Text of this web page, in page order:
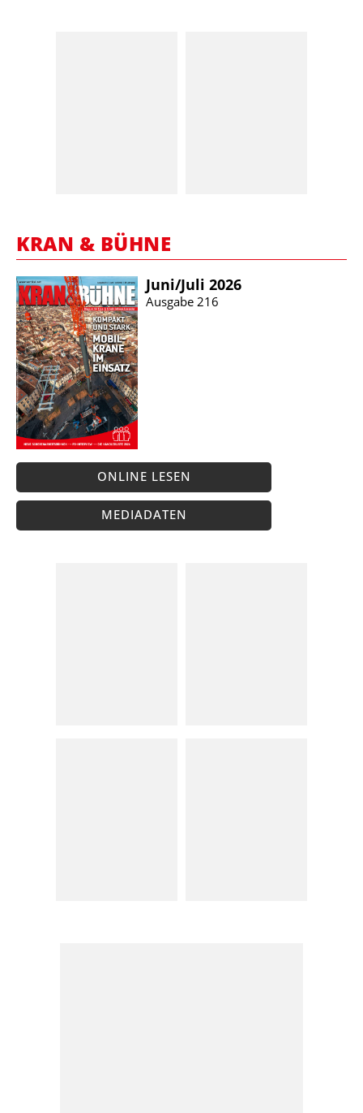
KRAN & BÜHNE
Juni/​Juli 2026
Ausgabe 216
ONLINE LESEN
MEDIADATEN